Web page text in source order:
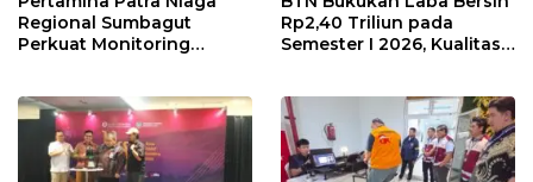
Regional Sumbagut
Perkuat Monitoring
Terjaga di Aceh, Riau, dan
Kepulauan Riau
Rp2,40 Triliun pada
Semester I 2026, Kualitas